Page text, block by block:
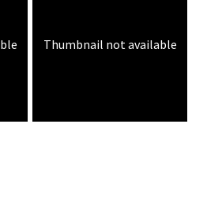
Thumbnail not available